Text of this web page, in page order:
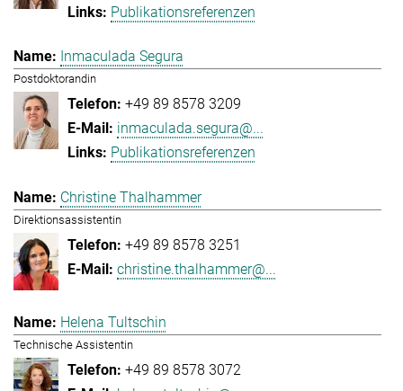
Publikationsreferenzen
Inmaculada Segura
Postdoktorandin
+49 89 8578 3209
inmaculada.segura@...
Publikationsreferenzen
Christine Thalhammer
Direktionsassistentin
+49 89 8578 3251
christine.thalhammer@...
Helena Tultschin
Technische Assistentin
+49 89 8578 3072